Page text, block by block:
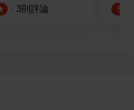
· 3則評論 5.0